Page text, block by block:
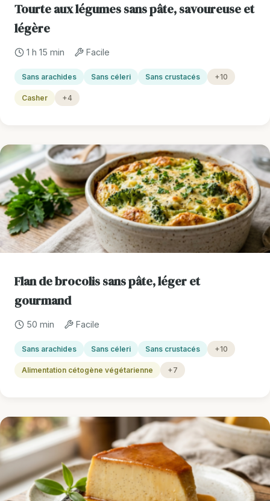
Tourte aux légumes sans pâte, savoureuse et
légère
1 h 15 min Facile
Sans arachides Sans céleri Sans crustacés +10
Casher +4
Flan de brocolis sans pâte, léger et
gourmand
50 min Facile
Sans arachides Sans céleri Sans crustacés +10
Alimentation cétogène végétarienne +7